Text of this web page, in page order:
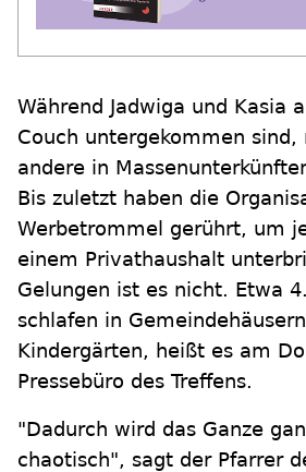
Während Jadwiga und Kasia
Couch untergekommen sind,
andere in
Bis zuletzt haben die
Werbetrommel gerührt, um
einem Privathaushalt
Gelungen ist es nicht. Etwa
schlafen in
Kindergärten, heißt es am
Pressebüro des Treffens.
"Dadurch wird das Ganze
chaotisch", sagt der Pfarrer